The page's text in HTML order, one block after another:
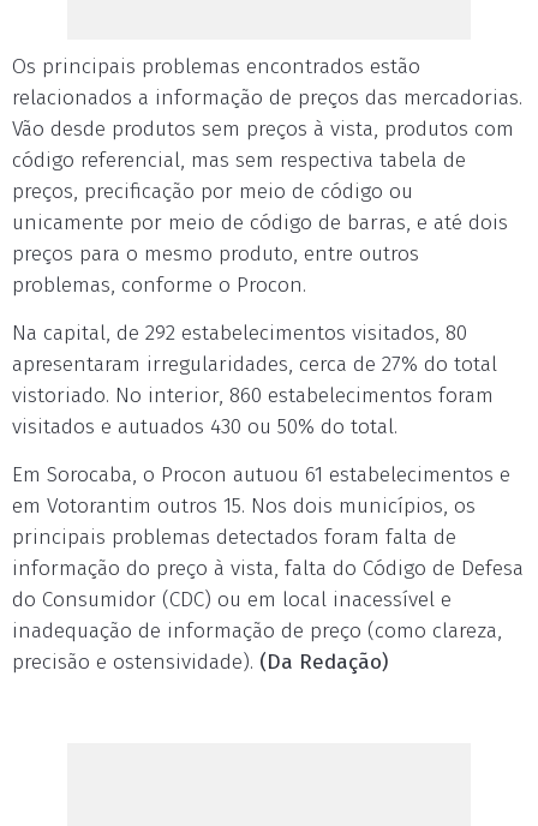
Os principais problemas encontrados estão
relacionados a informação de preços das mercadorias.
Vão desde produtos sem preços à vista, produtos com
código referencial, mas sem respectiva tabela de
preços, precificação por meio de código ou
unicamente por meio de código de barras, e até dois
preços para o mesmo produto, entre outros
problemas, conforme o Procon.
Na capital, de 292 estabelecimentos visitados, 80
apresentaram irregularidades, cerca de 27% do total
vistoriado. No interior, 860 estabelecimentos foram
visitados e autuados 430 ou 50% do total.
Em Sorocaba, o Procon autuou 61 estabelecimentos e
em Votorantim outros 15. Nos dois municípios, os
principais problemas detectados foram falta de
informação do preço à vista, falta do Código de Defesa
do Consumidor (CDC) ou em local inacessível e
inadequação de informação de preço (como clareza,
precisão e ostensividade). (Da Redação)